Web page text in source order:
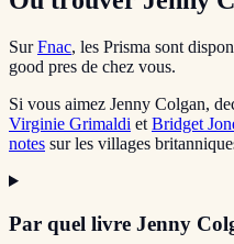
SurFnac, les Prisma sont
good pres de chez vous.
Si vous aimez Jenny Colgan,
Virginie Grimaldi et Bridget
notes sur les villages
Par quel livre Jenny